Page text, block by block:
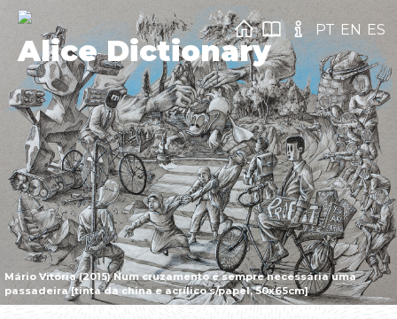
Mário Vitória (2015) Num cruzamento é sempre necessária uma
passadeira [tinta da china e acrílico s/papel, 50x65cm]
Alice Dictionary
PT EN ES